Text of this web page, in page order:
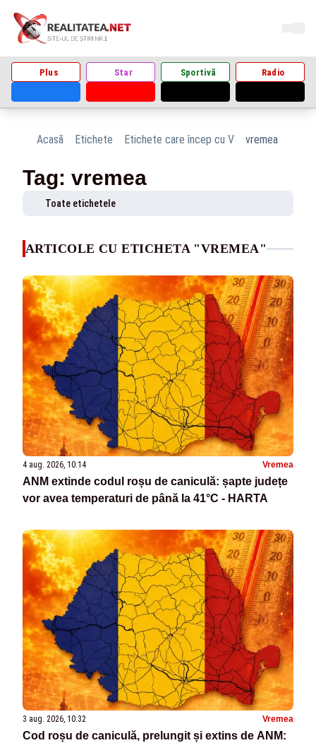
Plus Star Sportivă Radio
Acasă Etichete Etichete care încep cu V vremea
Tag: vremea
Toate etichetele
ARTICOLE CU ETICHETA "VREMEA"
4 aug. 2026, 10:14 Vremea
ANM extinde codul roșu de caniculă: șapte județe
vor avea temperaturi de până la 41°C - HARTA
3 aug. 2026, 10:32 Vremea
Cod roșu de caniculă, prelungit și extins de ANM: